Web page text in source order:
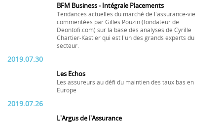
BFM Business - Intégrale Placements
Tendances actuelles du marché de l'assurance-vie
commentées par Gilles Pouzin (fondateur de
Deontofi.com) sur la base des analyses de Cyrille
Chartier-Kastler qui est l'un des grands experts du
secteur.
2019.07.30
Les Echos
Les assureurs au défi du maintien des taux bas en
Europe
2019.07.26
L'Argus de l'Assurance